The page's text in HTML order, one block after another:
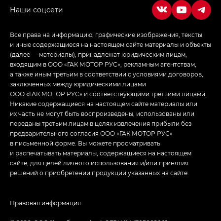
Все права на информацию, графические изображения, тексты
и иные содержащиеся на настоящем сайте материалы и объекты
(далее — материалы), принадлежат юридическим лицам,
входящим в ООО «ГАК МОТОР РУС», рекламным агентствам,
а также иным третьим в соответствии с условиями договоров,
заключенных между юридическими лицами
ООО «ГАК МОТОР РУС» и соответствующими третьими лицами.
Никакие содержащиеся на настоящем сайте материалы или
их часть не могут быть воспроизведены, использованы или
переданы третьим лицам в целях извлечения прибыли без
предварительного согласия ООО «ГАК МОТОР РУС»
в письменной форме. Вы можете просматривать
и распечатывать материалы, содержащиеся на настоящем
сайте, для целей личного использования и/или принятия
решений о приобретении продукции указанных на сайте.
Правовая информация